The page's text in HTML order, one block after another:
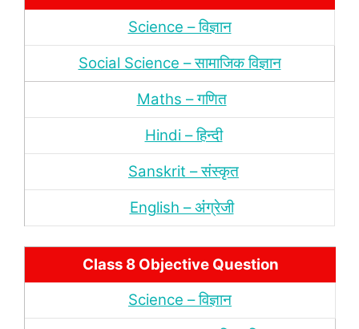
Science – विज्ञान
Social Science – सामाजिक विज्ञान
Maths – गणित
Hindi – हिन्‍दी
Sanskrit – संस्‍कृत
English – अंंग्रेजी
Class 8 Objective Question
Science – विज्ञान